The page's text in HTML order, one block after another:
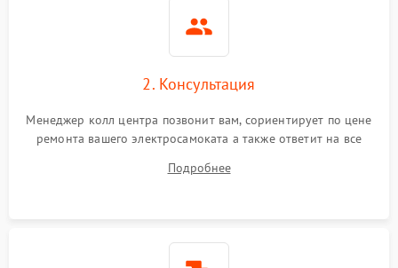
2. Консультация
Менеджер колл центра позвонит вам, сориентирует по цене
ремонта вашего электросамоката а также ответит на все
Подробнее